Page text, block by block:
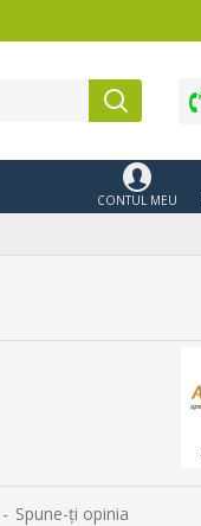
CONTUL MEU
- Spune-ţi opinia